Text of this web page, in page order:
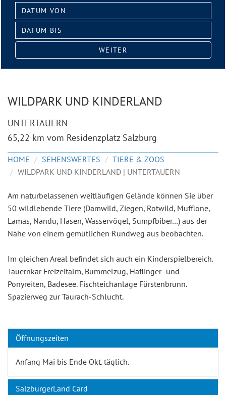
Datum
von:
Datum
bis:
WEITER
WILDPARK UND KINDERLAND
UNTERTAUERN
65,22 km vom Residenzplatz Salzburg
HOME SEHENSWERTES
TIERE & ZOOS
WILDPARK UND KINDERLAND | UNTERTAUERN
Am naturbelassenen weitläufigen Gelände können Sie über
50 wildlebende Tiere (Damwild, Ziegen, Rotwild, Mufflone,
Lamas, Nandu, Hasen, Wasservögel, Sumpfbiber…) aus der
Nähe von einem gemütlichen Rundweg aus beobachten.
Im gleichen Areal befindet sich auch ein Kinderspielbereich.
Tauernkar Freizeitalm, Bummelzug, Haflinger- und
Ponyreiten, Badesee. Fischteichanlage Fürstenbrunn.
Spazierweg zur Taurach-Schlucht.
Öffnungszeiten
Anfang Mai bis Ende Okt. täglich.
SalzburgerLand Card